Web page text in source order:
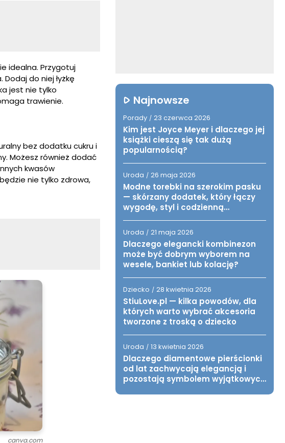
idealna. Przygotuj
do niej łyżkę
jest nie tylko
trawienie.
bez dodatku cukru i
Możesz również dodać
kwasów
nie tylko zdrowa,
canva.com
Najnowsze
Porady / 23 czerwca 2026
Kim jest Joyce Meyer i dlaczego jej
książki cieszą się tak dużą
popularnością?
Uroda / 26 maja 2026
Modne torebki na szerokim pasku
— skórzany dodatek, który łączy
wygodę, styl i codzienną
Uroda / 21 maja 2026
Dlaczego elegancki kombinezon
może być dobrym wyborem na
wesele, bankiet lub kolację?
Dziecko / 28 kwietnia 2026
StiuLove.pl — kilka powodów, dla
których warto wybrać akcesoria
tworzone z troską o dziecko
Uroda / 13 kwietnia 2026
Dlaczego diamentowe pierścionki
od lat zachwycają elegancją i
pozostają symbolem wyjątkowych